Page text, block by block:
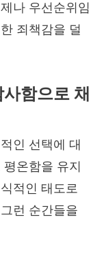
나 우선순위임
죄책감을 덜
함으로 채
인 선택에 대
온함을 유지
적인 태도로
런 순간들을